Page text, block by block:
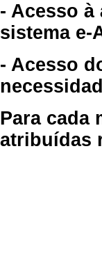
- Acesso
sistema e-
- Acesso
Para cada
atribuídas